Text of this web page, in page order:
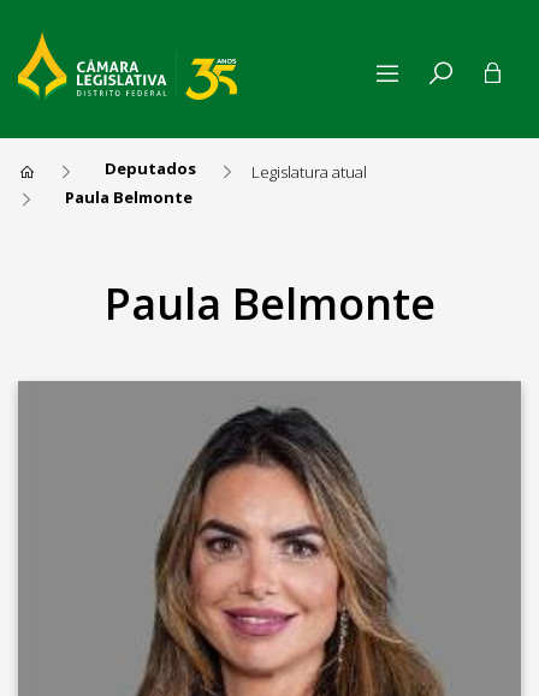
Deputados
Legislatura atual
Paula Belmonte
Paula Belmonte